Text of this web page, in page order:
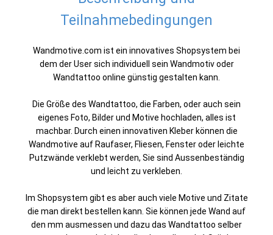
Teilnahmebedingungen
Wandmotive.com ist ein innovatives Shopsystem bei
dem der User sich individuell sein Wandmotiv oder
Wandtattoo online günstig gestalten kann.
Die Größe des Wandtattoo, die Farben, oder auch sein
eigenes Foto, Bilder und Motive hochladen, alles ist
machbar. Durch einen innovativen Kleber können die
Wandmotive auf Raufaser, Fliesen, Fenster oder leichte
Putzwände verklebt werden, Sie sind Aussenbeständig
und leicht zu verkleben.
Im Shopsystem gibt es aber auch viele Motive und Zitate
die man direkt bestellen kann. Sie können jede Wand auf
den mm ausmessen und dazu das Wandtattoo selber